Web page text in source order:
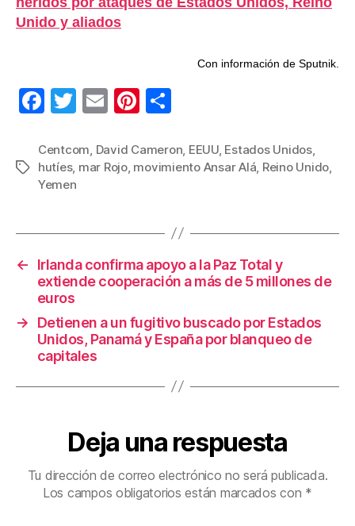
Unido y aliados
Con información de Sputnik.
F
c
e
o
o
k
T
tt
er
E
ail
Pi
er
e
m
p
tir
Etiquetas
Centcom David Cameron EEUU, Estados Unidos,
hutíes, mar Rojo, movimiento Ansar Alá Reino Unido
Yemen
←
Irlanda confirma apoyo a la Paz Total y
extiende cooperación a más de 5 millones de
euros
→
Detienen a un fugitivo buscado por Estados
Unidos, Panamá y España por blanqueo de
capitales
Deja una respuesta
Tu dirección de correo electrónico no será publicada.
Los campos obligatorios están marcados con *